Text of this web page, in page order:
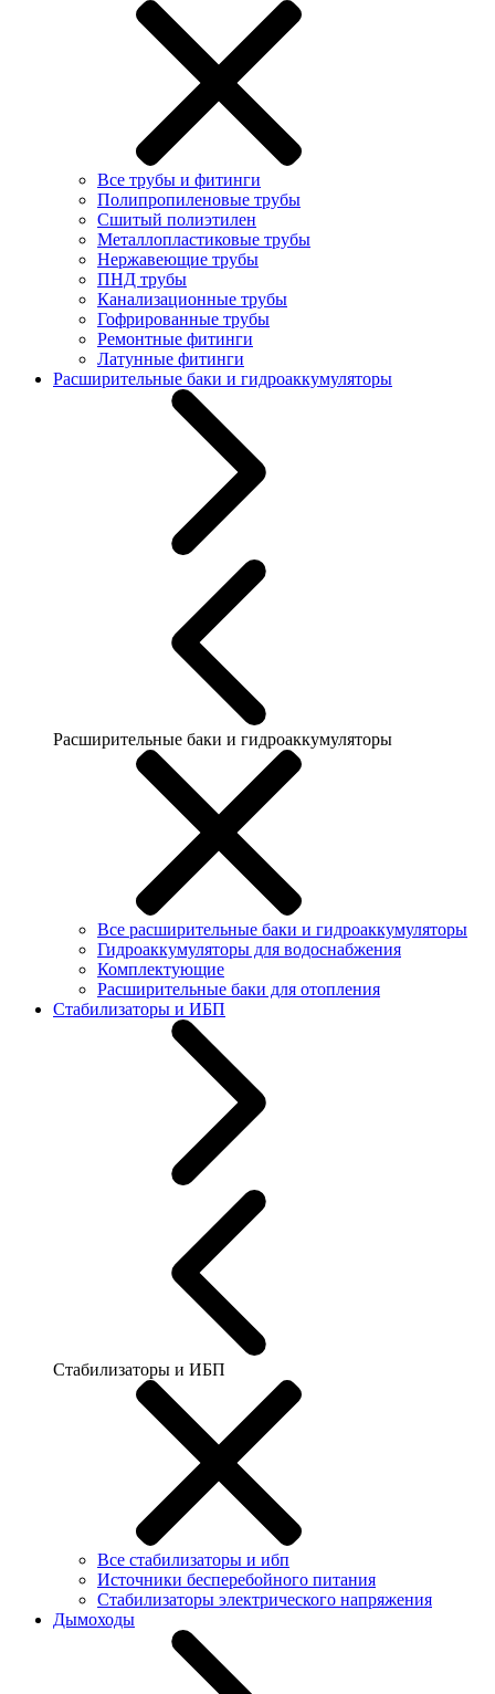
Все трубы и фитинги
Полипропиленовые трубы
Сшитый полиэтилен
Металлопластиковые трубы
Нержавеющие трубы
ПНД трубы
Канализационные трубы
Гофрированные трубы
Ремонтные фитинги
Латунные фитинги
Расширительные баки и гидроаккумуляторы
Расширительные баки и гидроаккумуляторы
Все расширительные баки и гидроаккумуляторы
Гидроаккумуляторы для водоснабжения
Комплектующие
Расширительные баки для отопления
Стабилизаторы и ИБП
Стабилизаторы и ИБП
Все стабилизаторы и ибп
Источники бесперебойного питания
Стабилизаторы электрического напряжения
Дымоходы